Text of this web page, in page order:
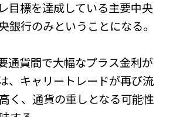
目標を達成している主要中央
銀行のみということになる。
通貨間で大幅なプラス金利が
、キャリートレードが再び流
く、通貨の重しとなる可能性